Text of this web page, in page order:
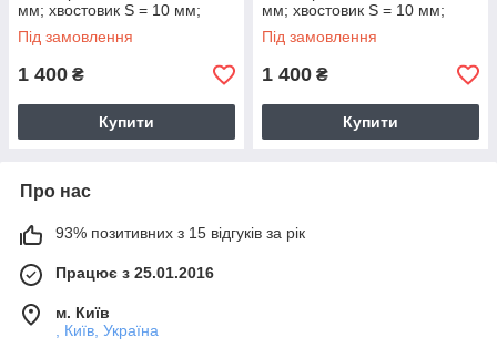
мм; хвостовик S = 10 мм;
Під замовлення
1 400 ₴
Купити
мм; хвостовик S = 10 мм;
Під замовлення
1 400 ₴
Купити
Про нас
93% позитивних з 15 відгуків за рік
Працює з 25.01.2016
м. Київ
, Київ, Україна